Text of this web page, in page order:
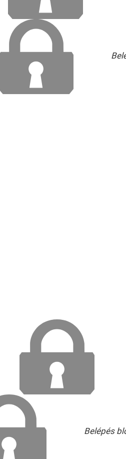
Belépés